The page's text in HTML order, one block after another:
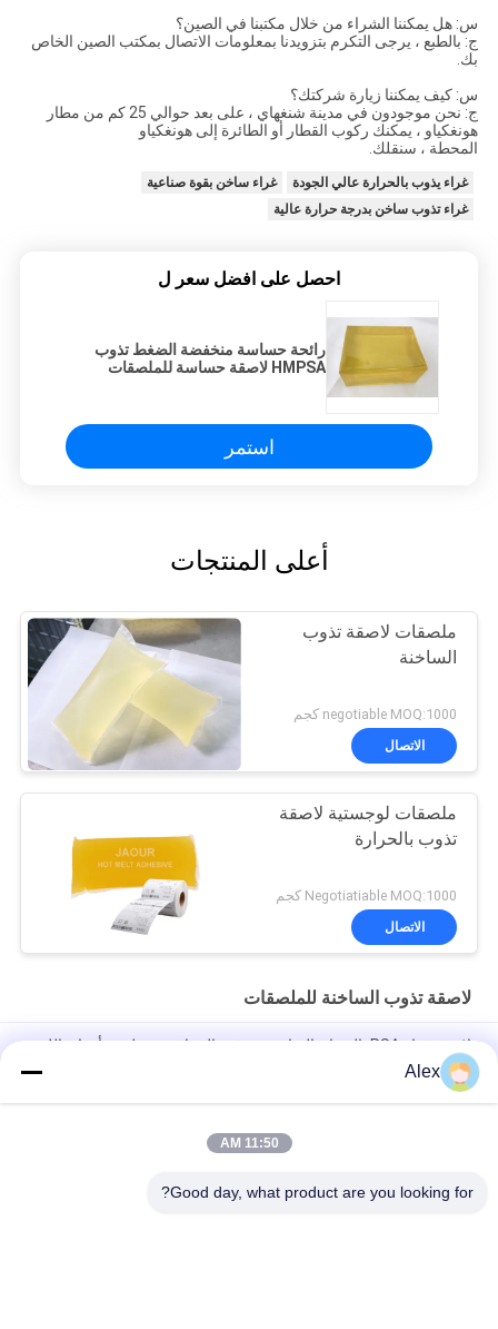
س: هل يمكننا الشراء من خلال مكتبنا في الصين؟
ج: بالطبع ، يرجى التكرم بتزويدنا بمعلومات الاتصال بمكتب الصين الخاص
بك.
س: كيف يمكننا زيارة شركتك؟
ج: نحن موجودون في مدينة شنغهاي ، على بعد حوالي 25 كم من مطار
هونغكياو ، يمكنك ركوب القطار أو الطائرة إلى هونغكياو
المحطة ، سنقلك.
غراء يذوب بالحرارة عالي الجودة
غراء ساخن بقوة صناعية
غراء تذوب ساخن بدرجة حرارة عالية
احصل على افضل سعر ل
رائحة حساسة منخفضة الضغط تذوب
HMPSA لاصقة حساسة للملصقات
استمر
أعلى المنتجات
ملصقات لاصقة تذوب
الساخنة
negotiable MOQ:1000 كجم
الاتصال
ملصقات لوجستية لاصقة
تذوب بالحرارة
Negotiatiable MOQ:1000 كجم
الاتصال
لاصقة تذوب الساخنة للملصقات
لاصق غراء PSA بالذوبان الساخن مع قوة التصاق جيدة لصنع أوراق اللثة
الورقية
صمغ ذوبان ساخن لصلب زجاجات الزجاج
Alex
11:50 AM
Good day, what product are you looking for?